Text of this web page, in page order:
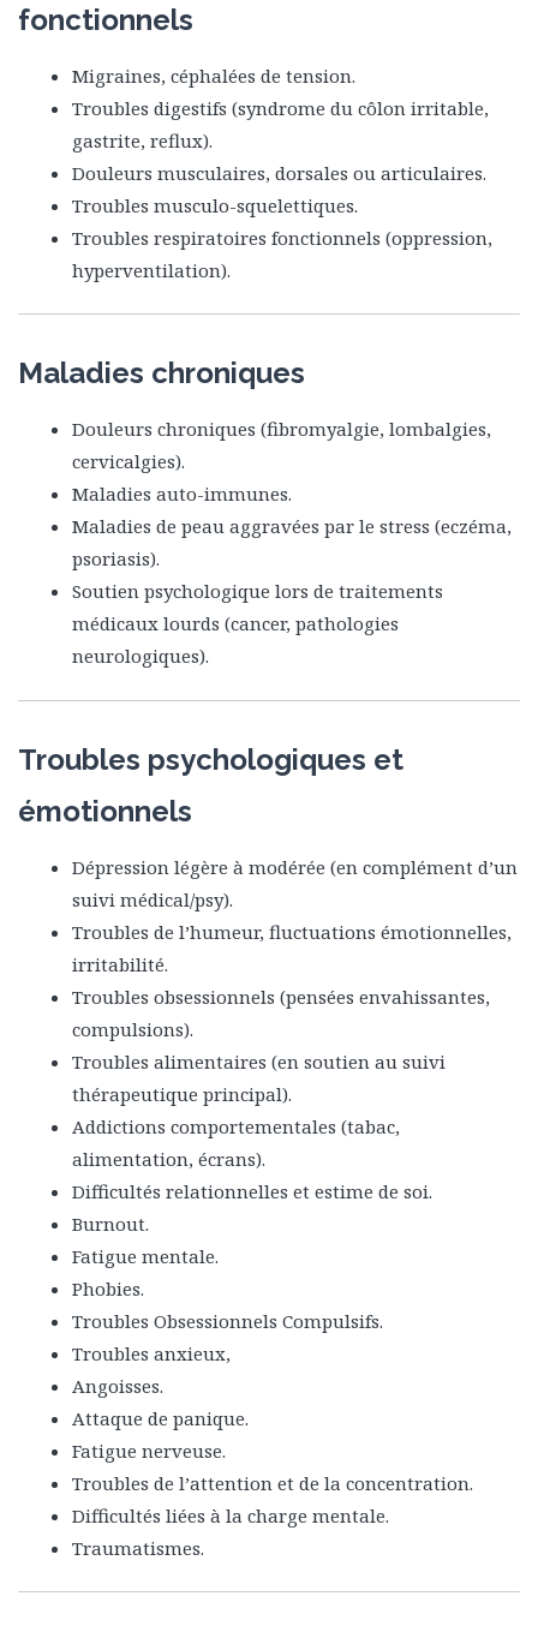
fonctionnels
Migraines, céphalées de tension.
Troubles digestifs (syndrome du côlon irritable,
gastrite, reflux).
Douleurs musculaires, dorsales ou articulaires.
Troubles musculo-squelettiques.
Troubles respiratoires fonctionnels (oppression,
hyperventilation).
Maladies chroniques
Douleurs chroniques (fibromyalgie, lombalgies,
cervicalgies).
Maladies auto-immunes.
Maladies de peau aggravées par le stress (eczéma,
psoriasis).
Soutien psychologique lors de traitements
médicaux lourds (cancer, pathologies
neurologiques).
Troubles psychologiques et
émotionnels
Dépression légère à modérée (en complément d’un
suivi médical/psy).
Troubles de l’humeur, fluctuations émotionnelles,
irritabilité.
Troubles obsessionnels (pensées envahissantes,
compulsions).
Troubles alimentaires (en soutien au suivi
thérapeutique principal).
Addictions comportementales (tabac,
alimentation, écrans).
Difficultés relationnelles et estime de soi.
Burnout.
Fatigue mentale.
Phobies.
Troubles Obsessionnels Compulsifs.
Troubles anxieux,
Angoisses.
Attaque de panique.
Fatigue nerveuse.
Troubles de l’attention et de la concentration.
Difficultés liées à la charge mentale.
Traumatismes.